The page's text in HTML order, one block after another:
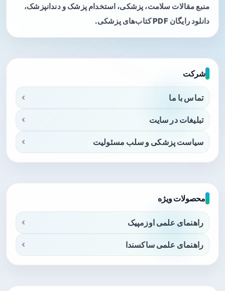
منبع مقالات سلامت، پزشکی، استخدام پزشک و دندانپزشک،
دانلود رایگان PDF کتاب‌های پزشکی.
شرکت
تماس با ما
تبلیغات در سایت
سیاست پزشکی و سلب مسئولیت
محصولات ویژه
راهنمای علمی اوزمپیک
راهنمای علمی ساکسندا